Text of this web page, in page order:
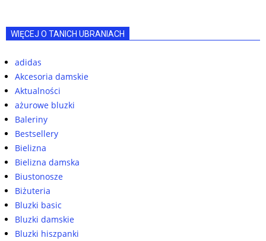
WIĘCEJ O TANICH UBRANIACH
adidas
Akcesoria damskie
Aktualności
ażurowe bluzki
Baleriny
Bestsellery
Bielizna
Bielizna damska
Biustonosze
Biżuteria
Bluzki basic
Bluzki damskie
Bluzki hiszpanki